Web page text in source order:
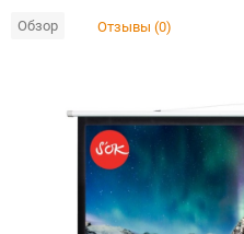
Обзор Отзывы (0)